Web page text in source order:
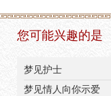
您可能兴趣的是
梦见护士
梦见情人向你示爱